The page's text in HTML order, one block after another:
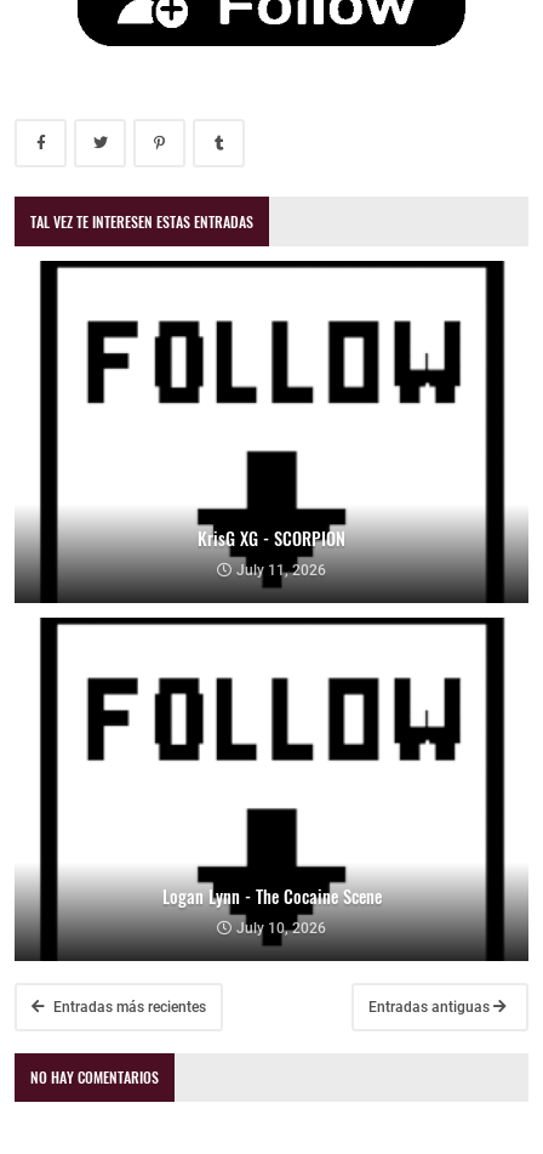
TAL VEZ TE INTERESEN ESTAS ENTRADAS
KrisG XG - SCORPION
July 11, 2026
Logan Lynn - The Cocaine Scene
July 10, 2026
Entradas más recientes Entradas antiguas
NO HAY COMENTARIOS